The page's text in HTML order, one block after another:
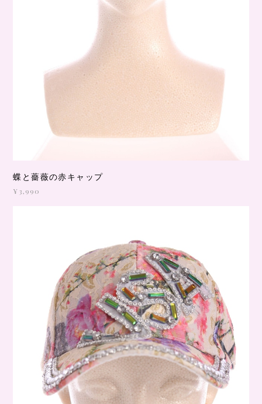
蝶と薔薇の赤キャップ
¥3,990